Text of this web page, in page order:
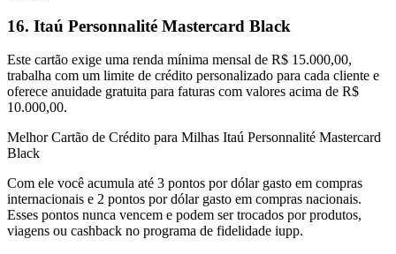
16. Itaú Personnalité Mastercard Black
Este cartão exige uma renda mínima mensal de R$ 15.000,00,
trabalha com um limite de crédito personalizado para cada cliente e
oferece anuidade gratuita para faturas com valores acima de R$
10.000,00.
Melhor Cartão de Crédito para Milhas Itaú Personnalité Mastercard
Black
Com ele você acumula até 3 pontos por dólar gasto em compras
internacionais e 2 pontos por dólar gasto em compras nacionais.
Esses pontos nunca vencem e podem ser trocados por produtos,
viagens ou cashback no programa de fidelidade iupp.